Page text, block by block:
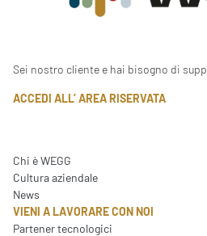
Sei nostro cliente e hai bisogno di
ACCEDI ALL’ AREA RISERVATA
Chi è WEGG
Cultura aziendale
News
VIENI A LAVORARE CON NOI
Partener tecnologici